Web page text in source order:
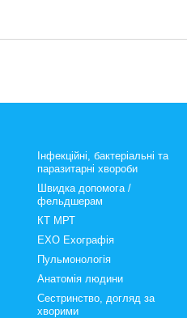
Інфекційні, бактеріальні та
паразитарні хвороби
Швидка допомога /
фельдшерам
КТ МРТ
ЕХО Ехографія
Пульмонологія
Анатомія людини
Сестринство, догляд за
хворими